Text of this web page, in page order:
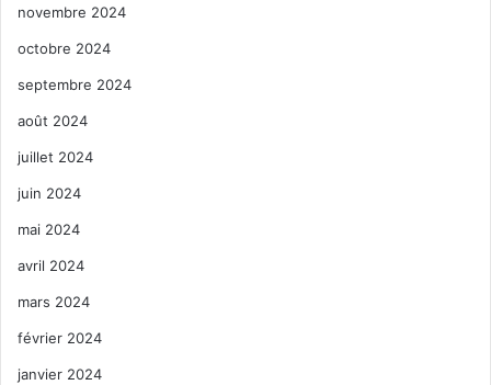
novembre 2024
octobre 2024
septembre 2024
août 2024
juillet 2024
juin 2024
mai 2024
avril 2024
mars 2024
février 2024
janvier 2024